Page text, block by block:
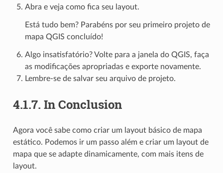
Abra e veja como fica seu layout.
Está tudo bem? Parabéns por seu primeiro projeto de
mapa QGIS concluído!
Algo insatisfatório? Volte para a janela do QGIS, faça
as modificações apropriadas e exporte novamente.
Lembre-se de salvar seu arquivo de projeto.
4.1.7. In Conclusion
Agora você sabe como criar um layout básico de mapa
estático. Podemos ir um passo além e criar um layout de
mapa que se adapte dinamicamente, com mais itens de
layout.